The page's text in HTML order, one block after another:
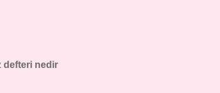
defteri nedir